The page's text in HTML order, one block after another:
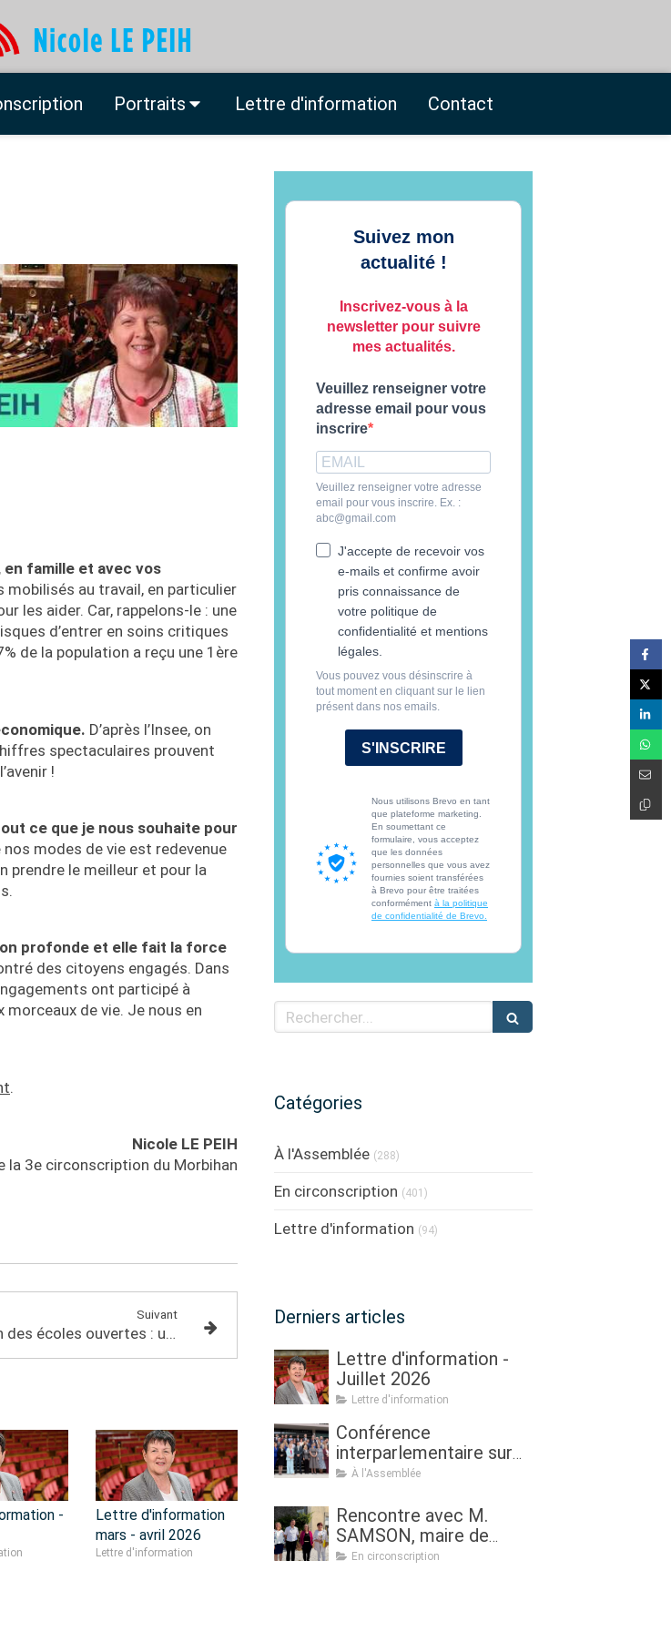
Portraits Lettre d'information Contact
en famille et avec vos
mobilisés au travail, en particulier
les aider. Car, rappelons-le : une
d’entrer en soins critiques
de la population a reçu une 1ère
D’après l’Insee, on
spectaculaires prouvent
!
ce que je nous souhaite pour
modes de vie est redevenue
prendre le meilleur et pour la
profonde et elle fait la force
des citoyens engagés. Dans
ont participé à
de vie. Je nous en
.
Nicole LE PEIH
la 3e circonscription du Morbihan
Suivant
Maintien des écoles ouvertes : un enjeu majeur et essentiel
-
Lettre d'information
mars - avril 2026
Lettre d'information
Suivez mon
actualité !
Inscrivez-vous à la
newsletter pour suivre
mes actualités.
Veuillez renseigner votre
adresse email pour vous
inscrire
Veuillez renseigner votre adresse
email pour vous inscrire. Ex. :
abc@gmail.com
J'accepte de recevoir vos
e-mails et confirme avoir
pris connaissance de
votre politique de
confidentialité et mentions
légales.
Vous pouvez vous désinscrire à
tout moment en cliquant sur le lien
présent dans nos emails.
S'INSCRIRE
Nous utilisons Brevo en tant
que plateforme marketing.
En soumettant ce
formulaire, vous acceptez
que les données
personnelles que vous avez
fournies soient transférées
à Brevo pour être traitées
conformément à la politique
de confidentialité de Brevo.
Rechercher
Catégories
À l'Assemblée (288)
En circonscription (401)
Lettre d'information (94)
Derniers articles
Lettre d'information -
Juillet 2026
Lettre d'information
Conférence
interparlementaire sur
l’agriculture à Dublin : «
l'agriculture, de la
politique à la pratique.
Renouveau
À l'Assemblée
Rencontre avec M.
SAMSON, maire de
Sulniac
En circonscription